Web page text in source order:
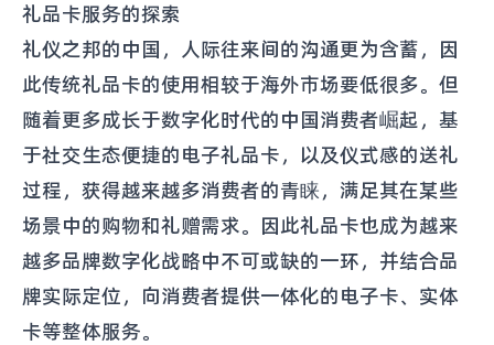
礼品卡服务的探索
礼仪之邦的中国，人际往来间的沟通更为含蓄，因
此传统礼品卡的使用相较于海外市场要低很多。但
随着更多成长于数字化时代的中国消费者崛起，基
于社交生态便捷的电子礼品卡，以及仪式感的送礼
过程，获得越来越多消费者的青睐，满足其在某些
场景中的购物和礼赠需求。因此礼品卡也成为越来
越多品牌数字化战略中不可或缺的一环，并结合品
牌实际定位，向消费者提供一体化的电子卡、实体
卡等整体服务。